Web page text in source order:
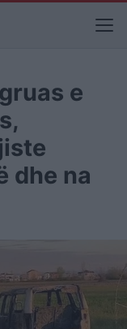
e
dhe na